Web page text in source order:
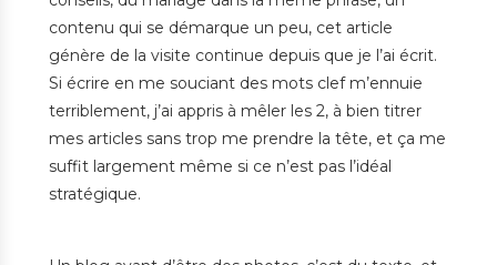
contenu qui se démarque un peu, cet article
génère de la visite continue depuis que je l’ai écrit.
Si écrire en me souciant des mots clef m’ennuie
terriblement, j’ai appris à mêler les 2, à bien titrer
mes articles sans trop me prendre la tête, et ça me
suffit largement même si ce n’est pas l’idéal
stratégique.